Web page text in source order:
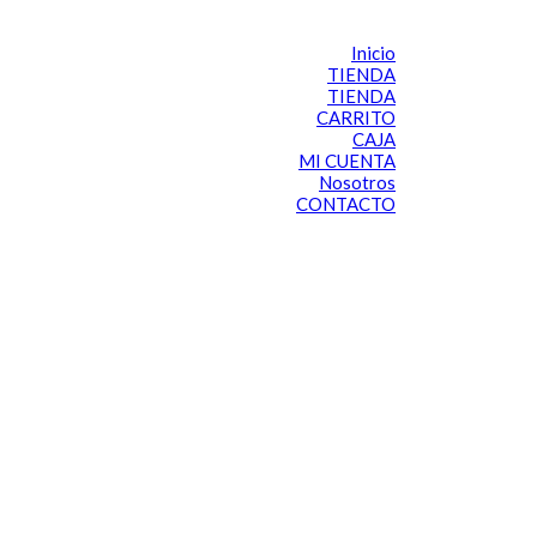
Inicio
TIENDA
TIENDA
CARRITO
CAJA
MI CUENTA
Nosotros
CONTACTO